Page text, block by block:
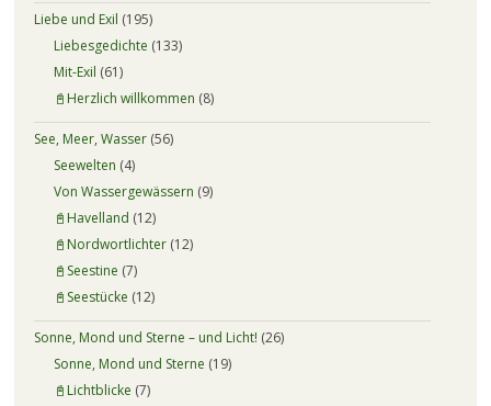
Liebe und Exil (195)
Liebesgedichte (133)
Mit-Exil (61)
📓Herzlich willkommen (8)
See, Meer, Wasser(56)
Seewelten (4)
Von Wassergewässern (9)
📓Havelland (12)
📓Nordwortlichter(12)
📓Seestine (7)
📓Seestücke (12)
Sonne, Mond und Sterne – und Licht! (26)
Sonne, Mond und Sterne (19)
📓Lichtblicke (7)